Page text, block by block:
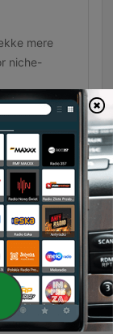
mere
niche-
- for
Denne episode gennemgår de nuværende markedsforhold med et særligt fokus på usikkerheden omkring AI-investeringer, herunder risikoen for overkapacitet i datacentre og de økonomiske udfordringer ved stigende hardwareomkostninger. Vi ser nærmere på volatiliteten i tech-aktier og betydningen af chip-priser. Derudover analyseres den japanske økonomi, hvor vi diskuterer historiske udfordringer, demografi, valutarisikoen forbundet med den svage yen samt de geopolitiske dynamikker mellem USA, Japan og Kina. Episoden berører desuden det danske marked med fokus på Pandora, samt de nye dynamikker i guld- og sølvpriserne.
i dørken
Denne episode af Millionærklubben dykker ned i de seneste regnskabstal fra medicinalgiganter som Novo Nordisk, Pfizer og Eli Lilly, med særligt fokus på konkurrencen inden for fedmemarkedet og betydningen af kliniske studier. Eksperterne analyserer markedstendenser inden for sundhedsaktier, grøn energi, oliepriser og tøjmarkedet. Derudover gennemgås markedsbevægelser i sektorer som SpaceX, AMD og tankskibssektoren, samt et interview med administrerende direktør John Fisker fra Renkøbing Landbobank om bankens stærke Q2-regnskab. Episoden belyser de strategiske udfordringer ved patentudløb, prissætning i USA og behovet for vækst gennem opkøb.